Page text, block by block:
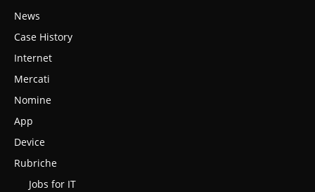
News
Case History
Internet
Mercati
Nomine
App
Device
Rubriche
Jobs for IT